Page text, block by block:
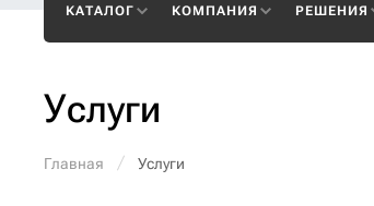
КАТАЛОГ КОМПАНИЯ РЕШЕНИЯ
Услуги
Главная Услуги